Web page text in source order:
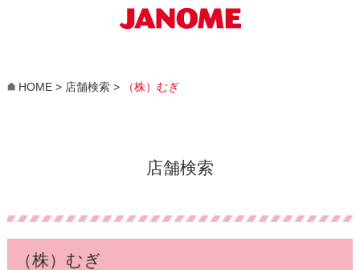
HOME> 店舗検索> （株）むぎ
店舗検索
（株）むぎ